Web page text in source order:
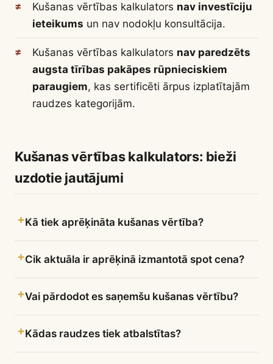
Kušanas vērtības kalkulators nav investīciju
ieteikums un nav nodokļu konsultācija.
Kušanas vērtības kalkulators nav paredzēts
augsta tīrības pakāpes rūpnieciskiem
paraugiem, kas sertificēti ārpus izplatītajām
raudzes kategorijām.
Kušanas vērtības kalkulators: bieži
uzdotie jautājumi
Kā tiek aprēķināta kušanas vērtība?
Cik aktuāla ir aprēķinā izmantotā spot cena?
Vai pārdodot es saņemšu kušanas vērtību?
Kādas raudzes tiek atbalstītas?